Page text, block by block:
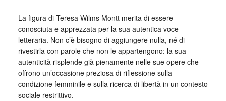
La figura di Teresa Wilms Montt merita di essere
conosciuta e apprezzata per la sua autentica voce
letteraria. Non c’è bisogno di aggiungere nulla, né di
rivestirla con parole che non le appartengono: la sua
autenticità risplende già pienamente nelle sue opere che
offrono un’occasione preziosa di riflessione sulla
condizione femminile e sulla ricerca di libertà in un contesto
sociale restrittivo.